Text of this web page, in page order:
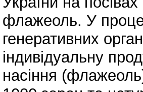
флажеоль. У
генеративних
індивідуальну
насіння